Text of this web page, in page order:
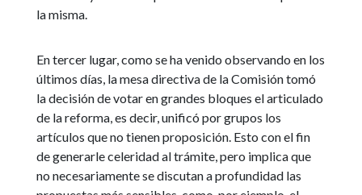
la misma.
En tercer lugar, como se ha venido observando en los
últimos días, la mesa directiva de la Comisión tomó
la decisión de votar en grandes bloques el articulado
de la reforma, es decir, unificó por grupos los
artículos que no tienen proposición. Esto con el fin
de generarle celeridad al trámite, pero implica que
no necesariamente se discutan a profundidad las